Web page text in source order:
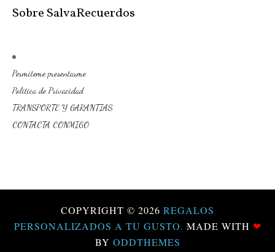
Sobre SalvaRecuerdos
Permiteme presentarme
Politica de Privacidad
TRANSPORTE Y GARANTIAS
CONTACTA CONMIGO
COPYRIGHT © 2026 REGALOS
PERSONALIZADOS A TU GUSTO. MADE WITH ❤
BY ODDTHEMES